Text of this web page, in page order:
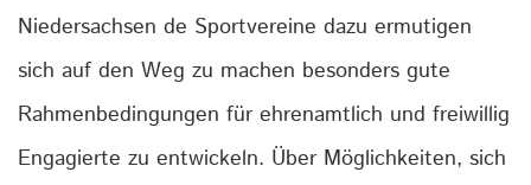
Niedersachsen de Sportvereine dazu ermutigen
sich auf den Weg zu machen besonders gute
Rahmenbedingungen für ehrenamtlich und freiwillig
Engagierte zu entwickeln. Über Möglichkeiten, sich